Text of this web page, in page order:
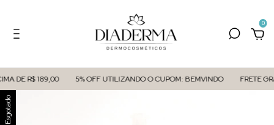
0
R$ 189,00 5% OFF UTILIZANDO O CUPOM: BEMVINDO FRETE GRÁTIS
Esgotado